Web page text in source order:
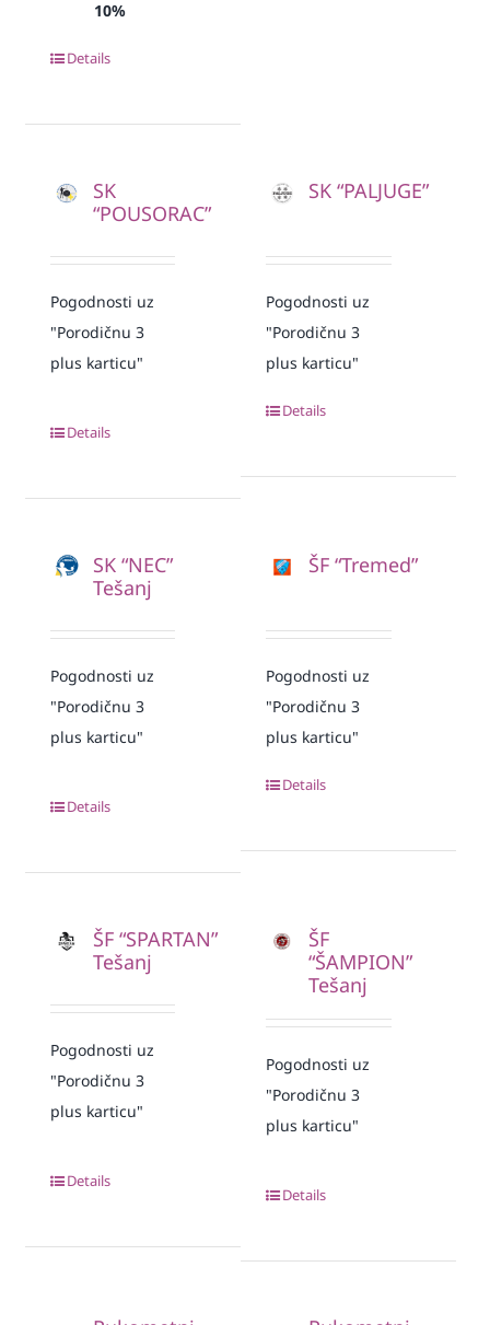
10%
Details
SK
“POUSORAC”
Pogodnosti uz
"Porodičnu 3
plus karticu"
Details
SK “PALJUGE”
Pogodnosti uz
"Porodičnu 3
plus karticu"
Details
SK “NEC”
Tešanj
Pogodnosti uz
"Porodičnu 3
plus karticu"
Details
ŠF “Tremed”
Pogodnosti uz
"Porodičnu 3
plus karticu"
Details
ŠF “SPARTAN”
Tešanj
Pogodnosti uz
"Porodičnu 3
plus karticu"
Details
ŠF
“ŠAMPION”
Tešanj
Pogodnosti uz
"Porodičnu 3
plus karticu"
Details